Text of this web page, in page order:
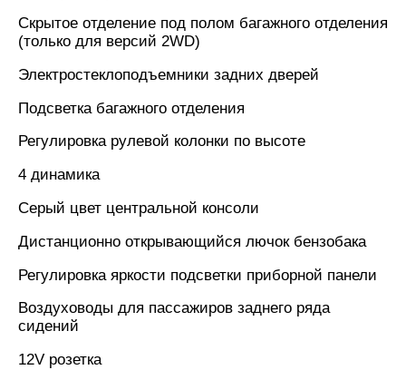
Скрытое отделение под полом багажного отделения
(только для версий 2WD)
Электростеклоподъемники задних дверей
Подсветка багажного отделения
Регулировка рулевой колонки по высоте
4 динамика
Серый цвет центральной консоли
Дистанционно открывающийся лючок бензобака
Регулировка яркости подсветки приборной панели
Воздуховоды для пассажиров заднего ряда
сидений
12V розетка